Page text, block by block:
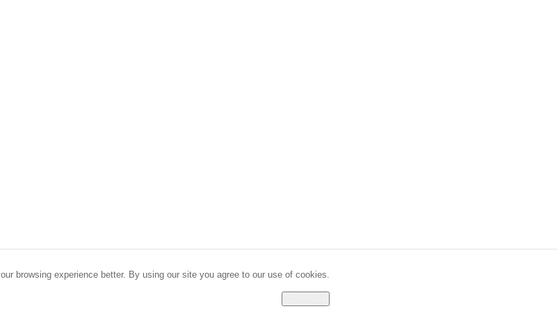
browsing experience better. By using our site you agree to our use of cookies.